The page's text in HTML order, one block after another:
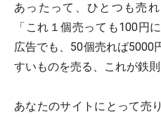
あったって、ひとつも売
「これ１個売っても100円
広告でも、50個売れば5000
すいものを売る、これが鉄則
あなたのサイトにとって売